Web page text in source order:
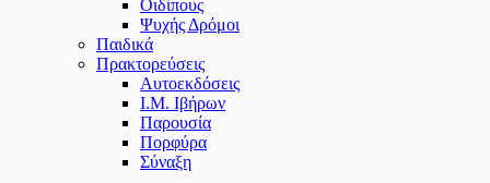
Οιδίπους
Ψυχής Δρόμοι
Παιδικά
Πρακτoρεύσεις
Αυτοεκδόσεις
Ι.Μ. Ιβήρων
Παρουσία
Πορφύρα
Σύναξη